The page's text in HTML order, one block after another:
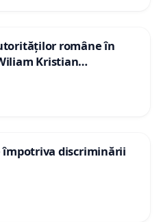
române în
Kristian
în Danemarca de
discriminării